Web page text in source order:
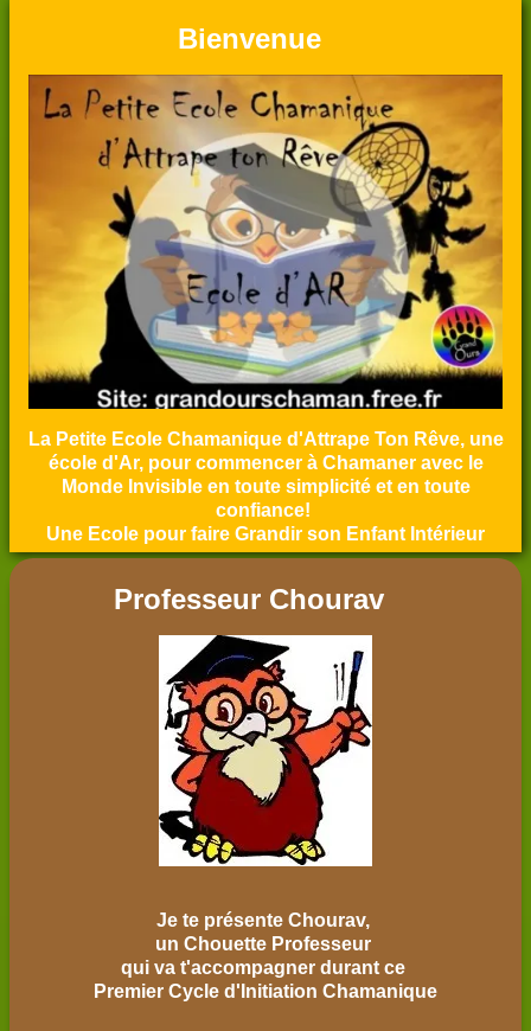
Bienvenue
La Petite Ecole Chamanique d'Attrape Ton Rêve, une
école d'Ar, pour commencer à Chamaner avec le
Monde Invisible en toute simplicité et en toute
confiance!
Une Ecole pour faire Grandir son Enfant Intérieur
Professeur Chourav
Je te présente Chourav,
un Chouette Professeur
qui va t'accompagner durant ce
Premier Cycle d'Initiation Chamanique